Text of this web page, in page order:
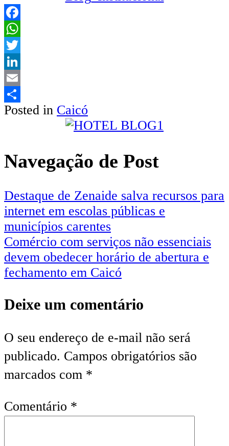
Facebook
WhatsApp
Twitter
LinkedIn
Email
Share
Posted in Caicó
Navegação de Post
Destaque de Zenaide salva recursos para
internet em escolas públicas e
municípios carentes
Comércio com serviços não essenciais
devem obedecer horário de abertura e
fechamento em Caicó
Deixe um comentário
O seu endereço de e-mail não será
publicado. Campos obrigatórios são
marcados com *
Comentário *